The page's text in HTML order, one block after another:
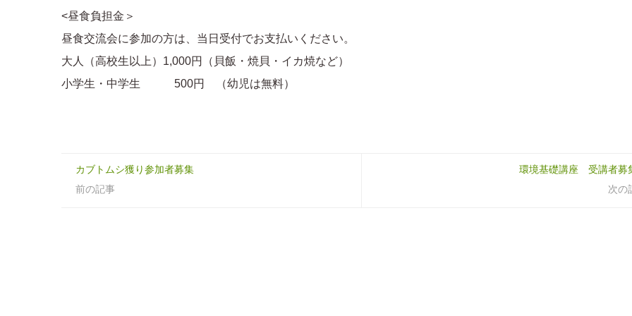
<昼食負担金＞
昼食交流会に参加の方は、当日受付でお支払いください。
大人（高校生以上）1,000円（貝飯・焼貝・イカ焼など）
小学生・中学生 500円 （幼児は無料）
カブトムシ獲り参加者募集
前の記事
環境基礎講座 受講者募
次の